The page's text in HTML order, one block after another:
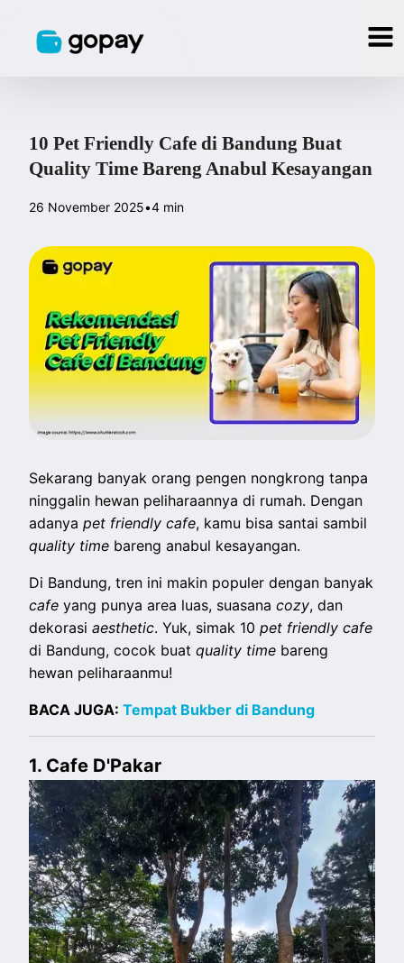
10 Pet Friendly Cafe di Bandung Buat
Quality Time Bareng Anabul Kesayangan
26 November 2025•4 min
Sekarang banyak orang pengen nongkrong tanpa
ninggalin hewan peliharaannya di rumah. Dengan
adanyapet friendly cafe, kamu bisa santai sambil
quality time bareng anabul kesayangan.
Di Bandung, tren ini makin populer dengan banyak
cafeyang punya area luas, suasanacozy, dan
dekorasiaesthetic. Yuk, simak 10 pet friendly cafe
di Bandung, cocok buatquality time bareng
hewan peliharaanmu!
BACA JUGA:Tempat Bukber di Bandung
1. Cafe D'Pakar